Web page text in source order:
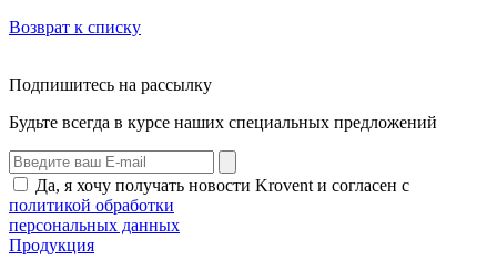
Возврат к списку
Подпишитесь на рассылку
Будьте всегда в курсе наших специальных предложений
Да, я хочу получать новости Krovent и согласен с
политикой обработки
персональных данных
Продукция